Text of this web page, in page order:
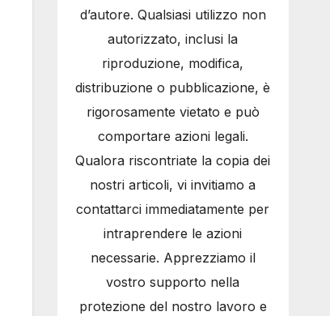
d’autore. Qualsiasi utilizzo non
autorizzato, inclusi la
riproduzione, modifica,
distribuzione o pubblicazione, è
rigorosamente vietato e può
comportare azioni legali.
Qualora riscontriate la copia dei
nostri articoli, vi invitiamo a
contattarci immediatamente per
intraprendere le azioni
necessarie. Apprezziamo il
vostro supporto nella
protezione del nostro lavoro e